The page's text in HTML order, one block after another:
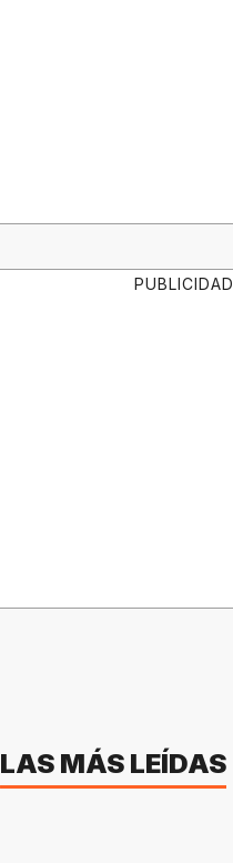
PUBLICIDAD
LAS MÁS LEÍDAS